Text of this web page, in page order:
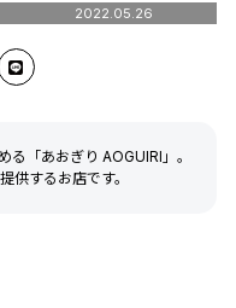
2022.05.26
る「あおぎり AOGUIRI」。
供するお店です。